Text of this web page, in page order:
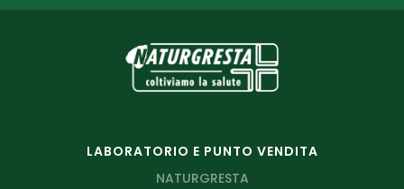
LABORATORIO E PUNTO VENDITA
NATURGRESTA